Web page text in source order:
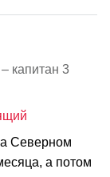
капитан 3
Северном
а потом